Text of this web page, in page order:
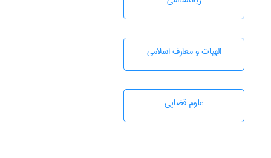
الهیات و معارف اسلامی
علوم قضایی